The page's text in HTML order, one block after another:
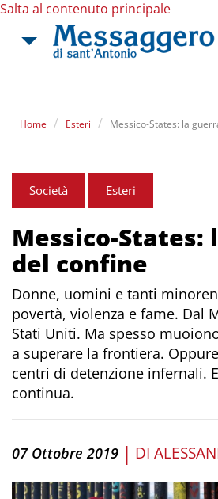
Salta al contenuto principale
Home Esteri Messico-States: la
Società Esteri
Messico-States:
del confine
Donne, uomini e tanti
povertà, violenza e fame. Dal
Stati Uniti. Ma spesso
a superare la frontiera.
centri di detenzione infernali.
continua.
07 Ottobre 2019 | DI